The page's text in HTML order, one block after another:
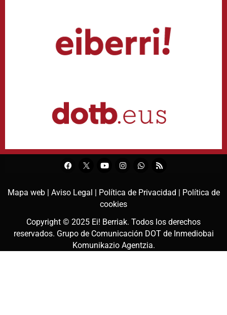
Mapa web | Aviso Legal | Política de Privacidad |
Política de
cookies
Copyright © 2025 Ei! Berriak. Todos los derechos
reservados. Grupo de Comunicación DOT de Inmediobai
Komunikazio Agentzia.